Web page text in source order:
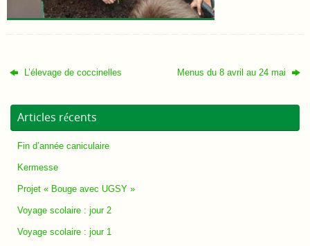
L’élevage de coccinelles Menus du 8 avril au 24 mai
Articles récents
Fin d’année caniculaire
Kermesse
Projet « Bouge avec UGSY »
Voyage scolaire : jour 2
Voyage scolaire : jour 1